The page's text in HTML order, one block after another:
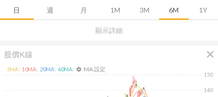
顯示詳細
日 週 月 1M 3M 6M 1Y
股價K線 close
140
150
5MA: 10MA: 20MA: 60MA: settings MA 設定